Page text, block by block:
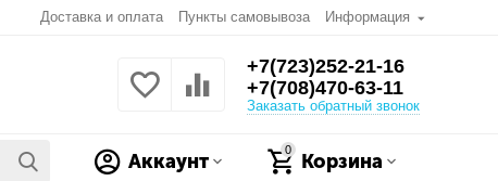
Доставка и оплата Пункты самовывоза Информация
+7(723)252-21-16
+7(708)470-63-11
Заказать обратный звонок
0
Корзина
Аккаунт